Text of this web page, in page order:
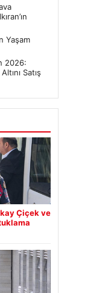
Yaşam
2026:
Satış
Çiçek ve